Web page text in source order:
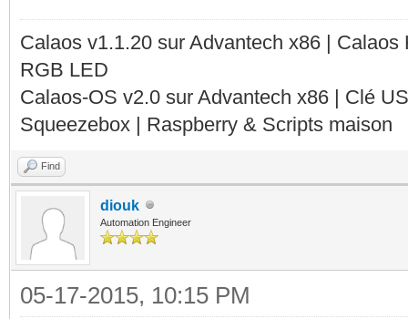
Calaos v1.1.20 sur Advantech x86 |
RGB LED
Calaos-OS v2.0 sur Advantech x86 | Clé
Squeezebox | Raspberry & Scripts maison
Find
diouk
Automation Engineer
05-17-2015, 10:15 PM